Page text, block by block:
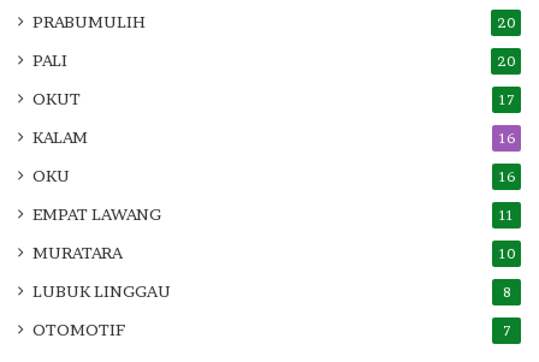
PRABUMULIH 20
PALI 20
OKUT 17
KALAM 16
OKU 16
EMPAT LAWANG 11
MURATARA 10
LUBUK LINGGAU 8
OTOMOTIF 7